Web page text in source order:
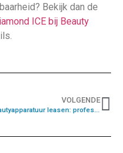
Bekijk dan de
ICE bij Beauty
VOLGENDE
Beautyapparatuur leasen: professioneel starten zonder grote investering vooraf